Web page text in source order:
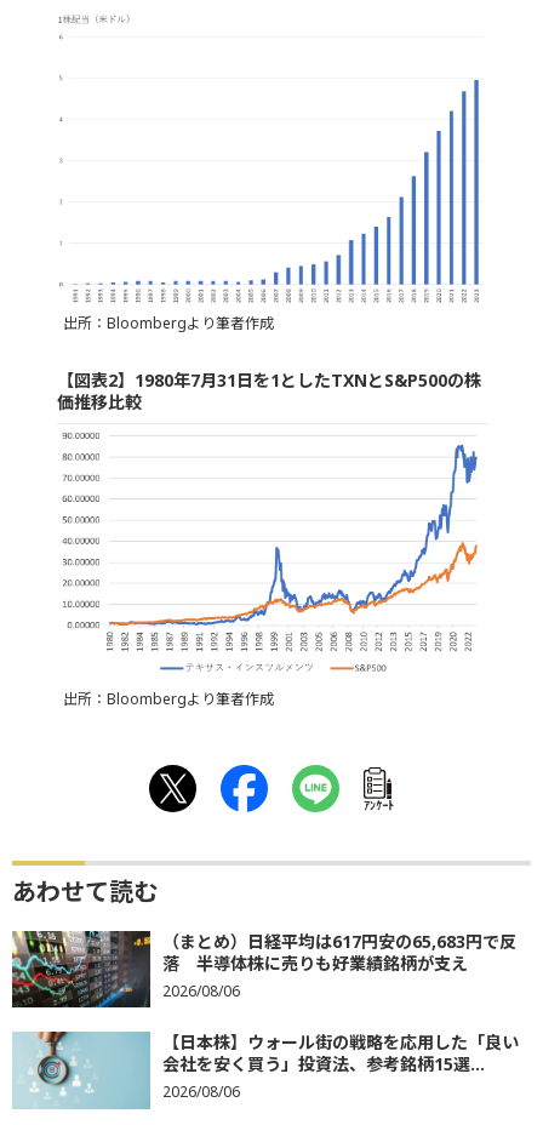
出所：Bloombergより筆者作成
【図表2】1980年7月31日を1としたTXNとS&P500の株
価推移比較
出所：Bloombergより筆者作成
ｱﾝｹｰﾄ
あわせて読む
（まとめ）日経平均は617円安の65,683円で反
落 半導体株に売りも好業績銘柄が支え
2026/08/06
【日本株】ウォール街の戦略を応用した「良い
会社を安く買う」投資法、参考銘柄15選...
2026/08/06